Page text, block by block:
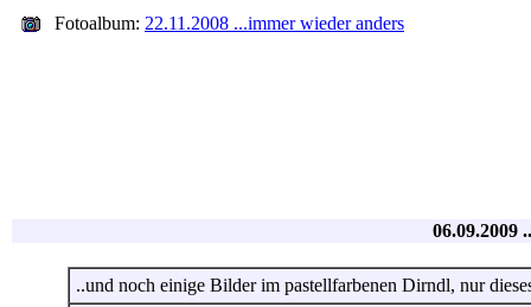
Fotoalbum: 22.11.2008 ...immer wieder anders
06.09.2009
..und noch einige Bilder im pastellfarbenen Dirndl, nur